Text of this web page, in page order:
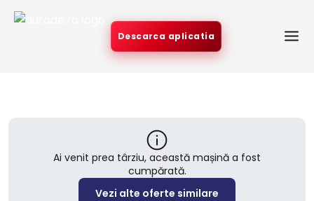
Descarca aplicatia
Ai venit prea târziu, această mașină a fost
cumpărată.
Vezi alte oferte similare